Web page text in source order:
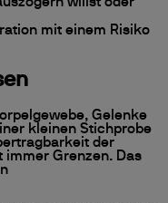
willst oder
mit einem Risiko
Gelenke
kleinen Stichprobe
der
immer Grenzen. Das